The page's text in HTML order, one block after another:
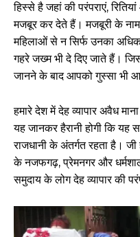
हिस्से है जहां की परंपराएं,
मजबूर कर देते हैं। मजबूरी के नाम
महिलाओं से न सिर्फ उनका
गहरे जख्म भी दे दिए जाते हैं।
जानने के बाद आपको गुस्सा भी
हमारे देश में देह व्यापार अवैध
यह जानकर हैरानी होगी कि यह
राजधानी के अंतर्गत रहता है। जी
के नजफगढ़, प्रेमनगर और
समुदाय के लोग देह व्यापार की